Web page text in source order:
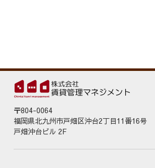
〒804-0064
福岡県北九州市戸畑区沖台2丁目11番16号
戸畑沖台ビル 2F